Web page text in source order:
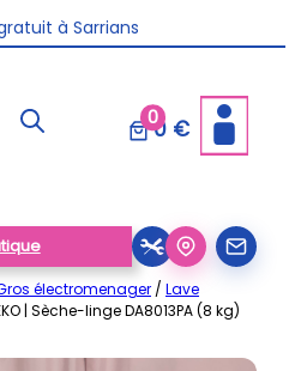
à Sarrians
00 €
électromenager / Lave
| Sèche-linge DA8013PA (8 kg)